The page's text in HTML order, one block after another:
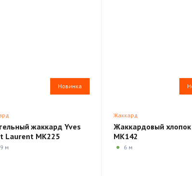
Новинка
жаккард Yves
Laurent MK225
м
Жаккард
Жаккардовый
MK142
6 м